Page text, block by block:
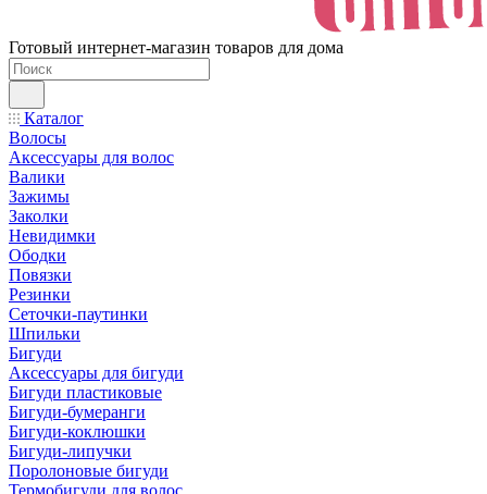
Готовый интернет-магазин товаров для дома
Каталог
Волосы
Аксессуары для волос
Валики
Зажимы
Заколки
Невидимки
Ободки
Повязки
Резинки
Сеточки-паутинки
Шпильки
Бигуди
Аксессуары для бигуди
Бигуди пластиковые
Бигуди-бумеранги
Бигуди-коклюшки
Бигуди-липучки
Поролоновые бигуди
Термобигуди для волос